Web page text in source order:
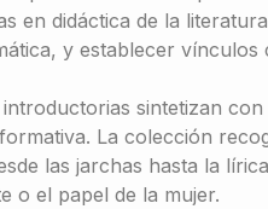
en didáctica de la
y establecer
sintetizan
La colección
las jarchas hasta la
o el papel de la mujer.